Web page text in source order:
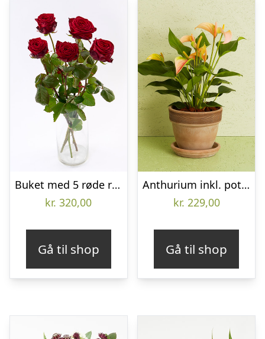
Buket med 5 røde roser – Send blomster med Bloomit
kr. 320,00
Gå til shop
Anthurium inkl. potte
kr. 229,00
Gå til shop